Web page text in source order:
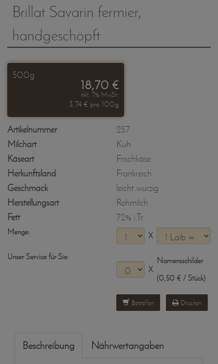
Brillat Savarin fermier,
handgeschöpft
500g
18,70 €
inkl. 7% MwSt.
3,74 € pro 100g
Artikelnummer
257
Milchart
Kuh
Käseart
Frischkäse
Herkunftsland
Frankreich
Geschmack
leicht würzig
Herstellungsart
Rohmilch
Fett
72% i.Tr.
Menge: X
Unser Service für Sie:
X
Namensschilder
(0,50 € / Stück)
Bestellen Drucken
Beschreibung Nährwertangaben